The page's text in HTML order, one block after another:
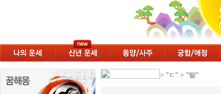
> "ㄷ" > "땀"